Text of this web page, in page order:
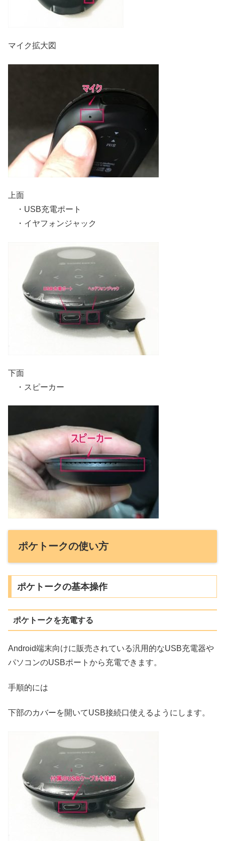
マイク拡大図
上面
・USB充電ポート
・イヤフォンジャック
下面
・スピーカー
ポケトークの使い方
ポケトークの基本操作
ポケトークを充電する
Android端末向けに販売されている汎用的なUSB充電器や
パソコンのUSBポートから充電できます。
手順的には
下部のカバーを開いてUSB接続口使えるようにします。